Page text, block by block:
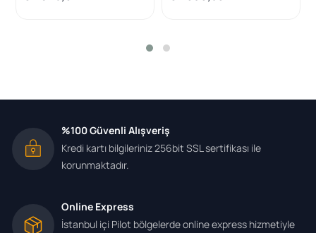
Megane Scenic
Megane Scenic
%100 Güvenli Alışveriş
Kredi kartı bilgileriniz 256bit SSL sertifikası ile
korunmaktadır.
Online Express
İstanbul içi Pilot bölgelerde online express hizmetiyle